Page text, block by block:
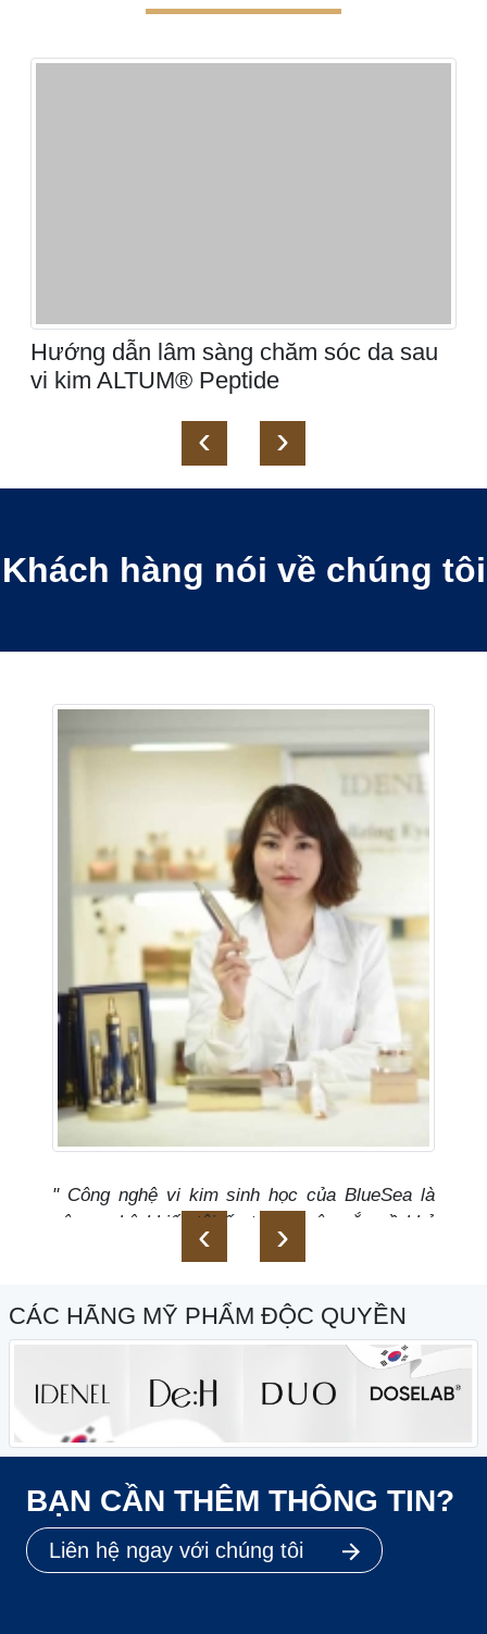
Hướng dẫn lâm sàng chăm sóc da sau
vi kim ALTUM® Peptide
‹ ›
Khách hàng nói về chúng tôi
" Công nghệ vi kim sinh học của BlueSea là
công nghệ khiến tôi ấn tượng sâu sắc về khả
năng tái tạo trẻ hóa da nhanh chóng, an toàn.
công nghệ này vào trị liệu trẻ hóa cho khách
BS Hồng Cẩm- Thẩm mỹ Hana Vũng
Tàu
‹ ›
CÁC HÃNG MỸ PHẨM ĐỘC QUYỀN
BẠN CẦN THÊM THÔNG TIN?
Liên hệ ngay với chúng tôi